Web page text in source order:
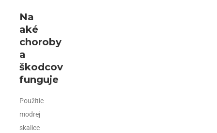
Na
aké
choroby
a
škodcov
funguje
Použitie
modrej
skalice